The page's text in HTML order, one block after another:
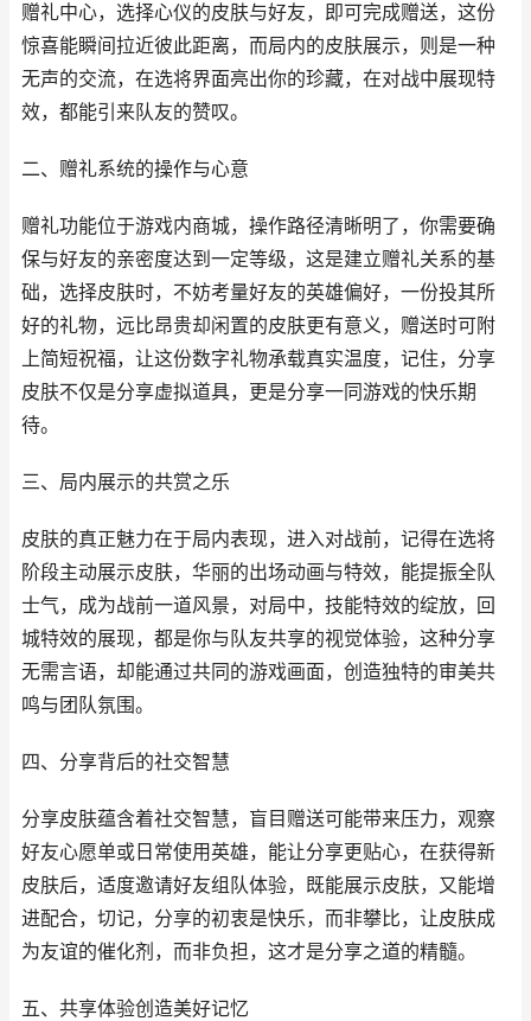
赠礼中心，选择心仪的皮肤与好友，即可完成赠送，这份
惊喜能瞬间拉近彼此距离，而局内的皮肤展示，则是一种
无声的交流，在选将界面亮出你的珍藏，在对战中展现特
效，都能引来队友的赞叹。
二、赠礼系统的操作与心意
赠礼功能位于游戏内商城，操作路径清晰明了，你需要确
保与好友的亲密度达到一定等级，这是建立赠礼关系的基
础，选择皮肤时，不妨考量好友的英雄偏好，一份投其所
好的礼物，远比昂贵却闲置的皮肤更有意义，赠送时可附
上简短祝福，让这份数字礼物承载真实温度，记住，分享
皮肤不仅是分享虚拟道具，更是分享一同游戏的快乐期
待。
三、局内展示的共赏之乐
皮肤的真正魅力在于局内表现，进入对战前，记得在选将
阶段主动展示皮肤，华丽的出场动画与特效，能提振全队
士气，成为战前一道风景，对局中，技能特效的绽放，回
城特效的展现，都是你与队友共享的视觉体验，这种分享
无需言语，却能通过共同的游戏画面，创造独特的审美共
鸣与团队氛围。
四、分享背后的社交智慧
分享皮肤蕴含着社交智慧，盲目赠送可能带来压力，观察
好友心愿单或日常使用英雄，能让分享更贴心，在获得新
皮肤后，适度邀请好友组队体验，既能展示皮肤，又能增
进配合，切记，分享的初衷是快乐，而非攀比，让皮肤成
为友谊的催化剂，而非负担，这才是分享之道的精髓。
五、共享体验创造美好记忆